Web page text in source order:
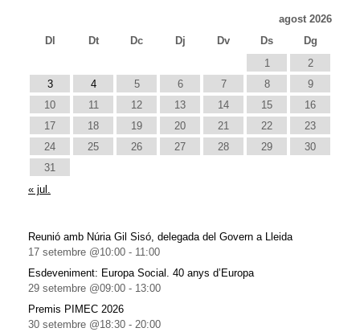
agost 2026
Dl
Dt Dc Dj Dv Ds
Dg
1
2
3
4 5 6 7 8
9
10
11 12 13 14 15
16
17
18 19 20 21 22
23
24
25 26 27 28 29
30
31
« jul.
Reunió amb Núria Gil Sisó, delegada del Govern a Lleida
17 setembre @10:00 - 11:00
Esdeveniment: Europa Social. 40 anys d’Europa
29 setembre @09:00 - 13:00
Premis PIMEC 2026
30 setembre @18:30 - 20:00